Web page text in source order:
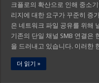
크플로의 확산으로 인해 중소
리지에 대한 요구가 꾸준히 증
은 네트워크 파일 공유를 위해
기존의 단일 채널 SMB 연결은
을 드러내고 있습니다. 이러한
더 읽기 »